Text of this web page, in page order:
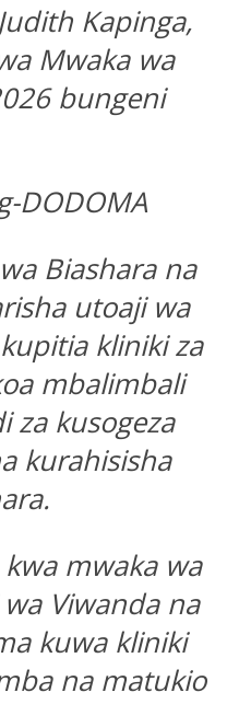
Kapinga,
Mwaka wa
bungeni
DODOMA
Biashara na
utoaji wa
kliniki za
mbalimbali
za kusogeza
kurahisisha
mwaka wa
Viwanda na
kuwa kliniki
na matukio